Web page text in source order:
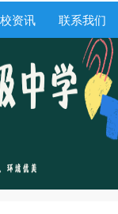
天候服务。理念先
备高端、环境优
资讯 联系我们